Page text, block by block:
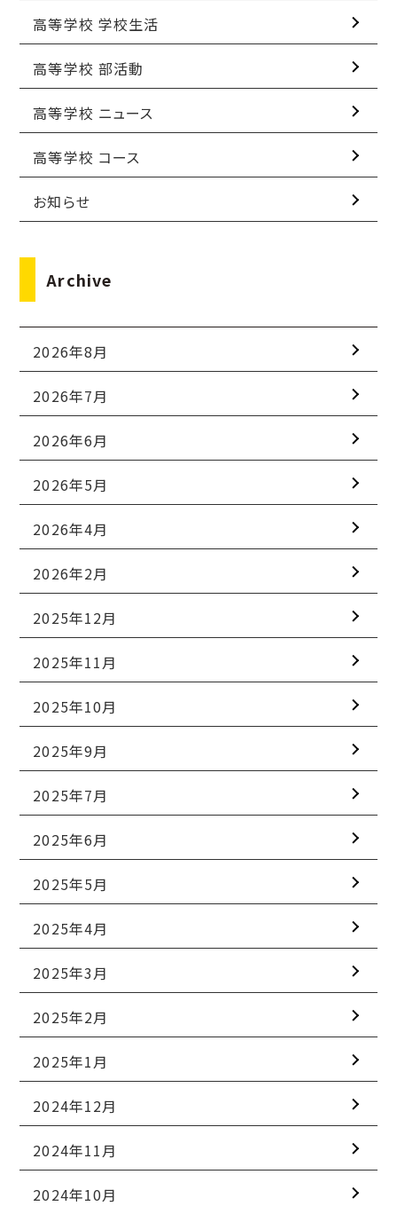
高等学校 学校生活
高等学校 部活動
高等学校 ニュース
高等学校 コース
お知らせ
Archive
2026年8月
2026年7月
2026年6月
2026年5月
2026年4月
2026年2月
2025年12月
2025年11月
2025年10月
2025年9月
2025年7月
2025年6月
2025年5月
2025年4月
2025年3月
2025年2月
2025年1月
2024年12月
2024年11月
2024年10月